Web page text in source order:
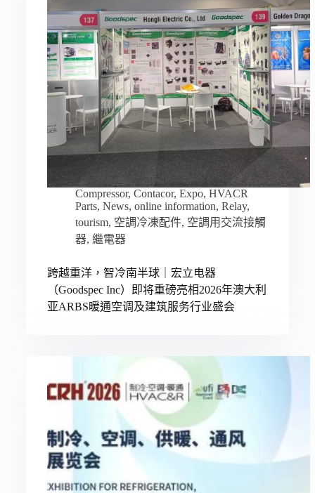
Compressor, Contacor, Expo, HVACR
Parts, News, online information, Relay,
tourism, 空調冷凍配件, 空調用交流接觸
器, 繼電器
跨越重洋，智冷南半球｜宏立电器
（Goodspec Inc）即将重磅亮相2026年澳大利
亚ARBS暖通空调及建筑服务行业盛会